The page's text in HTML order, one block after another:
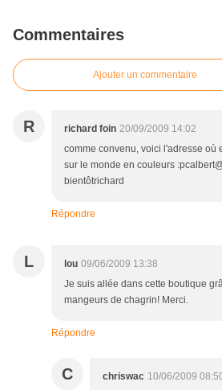
Commentaires
Ajouter un commentaire
R richard foin 20/09/2009 14:02
comme convenu, voici l'adresse où
sur le monde en couleurs
bientôtrichard
Répondre
L lou 09/06/2009 13:38
Je suis allée dans cette boutique
mangeurs de chagrin! Merci.
Répondre
C chriswac 10/06/2009